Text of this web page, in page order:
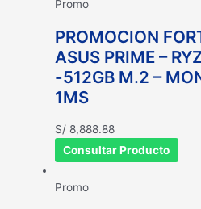
Promo
PROMOCION
ASUS PRIME –
-512GB M.2 –
1MS
S/ 8,888.88
Consultar Producto
Promo